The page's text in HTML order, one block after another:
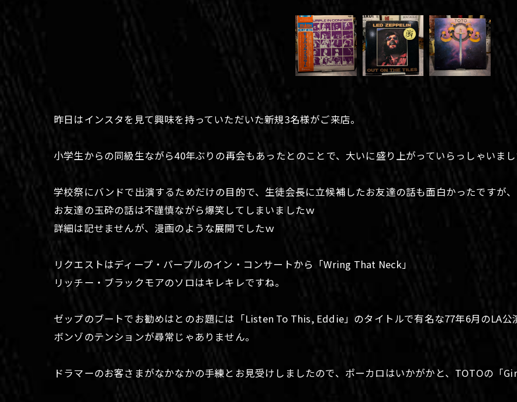
昨日はインスタを見て興味を持っていただいた新規3名様がご来店。
小学生からの同級生ながら40年ぶりの再会もあったとのことで、大いに盛り上がっていらっしゃいまし
学校祭にバンドで出演するためだけの目的で、生徒会長に立候補したお友達の話も面白かったですが
お友達の玉砕の話は不謹慎ながら爆笑してしまいましたｗ
詳細は記せませんが、漫画のような展開でしたｗ
リクエストはディープ・パープルのイン・コンサートから「Wring That Neck」
リッチー・ブラックモアのソロはキレキレですね。
ゼップのブートでお勧めはとのお題には「Listen To This, Eddie」のタイトルで有名な77年6月のLA公
ボンゾのテンションが尋常じゃありません。
ドラマーのお客さまがなかなかの手練とお見受けしましたので、ポーカロはいかがかと、TOTOの「
お問い合わせはこちら